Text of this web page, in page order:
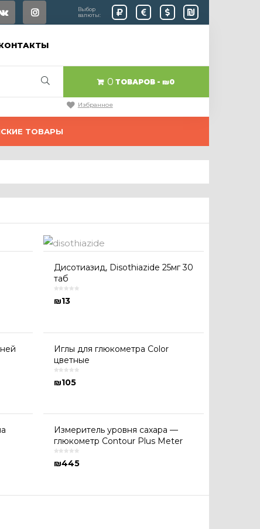
Выбор
валюты:
0 ТОВАРОВ ₪0
Избранное
ТОВАРЫ
Дисотиазид, Disothiazide 25мг 30
таб
₪13
Иглы для глюкометра Color
цветные
₪105
Измеритель уровня сахара —
глюкометр Contour Plus Meter
₪445